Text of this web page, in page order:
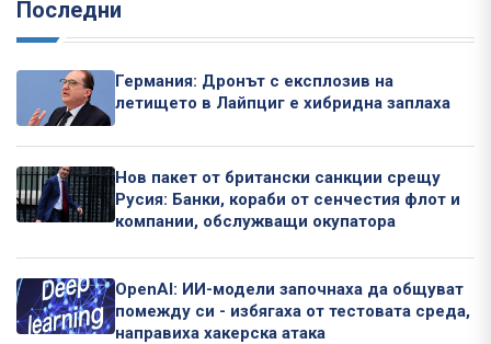
Последни
Германия: Дронът с експлозив на
летището в Лайпциг е хибридна заплаха
Нов пакет от британски санкции срещу
Русия: Банки, кораби от сенчестия флот и
компании, обслужващи окупатора
OpenAI: ИИ-модели започнаха да общуват
помежду си - избягаха от тестовата среда,
направиха хакерска атака